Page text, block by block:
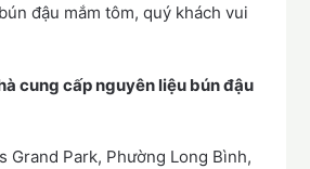
đậu mắm tôm, quý khách vui
cung cấp nguyên liệu bún đậu
Grand Park, Phường Long Bình,